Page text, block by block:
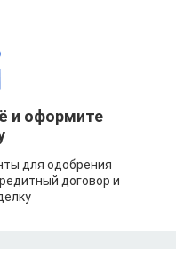
и оформите
для одобрения
договор и